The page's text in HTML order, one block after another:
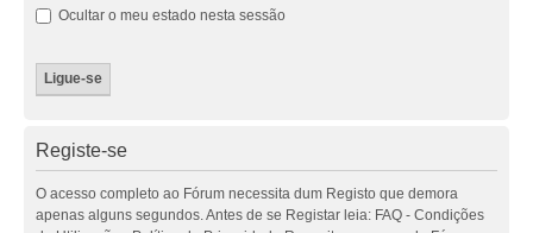
Ocultar o meu estado nesta sessão
Registe-se
O acesso completo ao Fórum necessita dum Registo que demora
apenas alguns segundos. Antes de se Registar leia: FAQ - Condições